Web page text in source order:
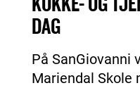
DAG
På SanGiovanni
Mariendal Skole